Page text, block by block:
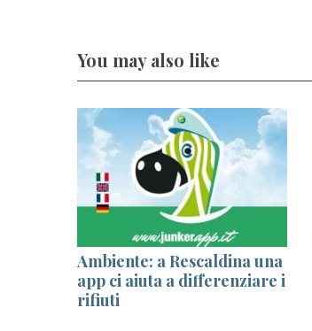
You may also like
Ambiente: a Rescaldina una
app ci aiuta a differenziare i
rifiuti